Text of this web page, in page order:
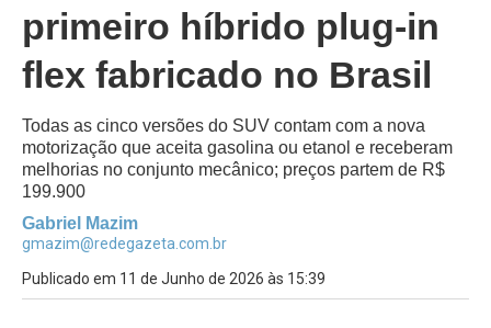
primeiro híbrido plug-in
flex fabricado no Brasil
Todas as cinco versões do SUV contam com a nova
motorização que aceita gasolina ou etanol e receberam
melhorias no conjunto mecânico; preços partem de R$
199.900
Gabriel Mazim
gmazim@redegazeta.com.br
Publicado em 11 de Junho de 2026 às 15:39